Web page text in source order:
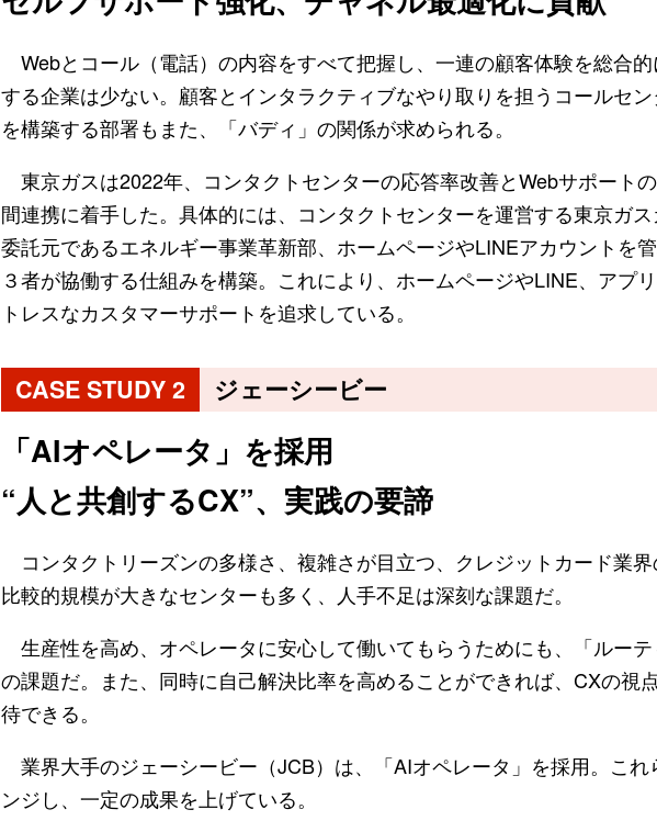
Webとコール（電話）の内容をすべて把握し、一連の顧客体験を総合
する企業は少ない。顧客とインタラクティブなやり取りを担うコールセ
を構築する部署もまた、「バディ」の関係が求められる。
東京ガスは2022年、コンタクトセンターの応答率改善とWebサポート
間連携に着手した。具体的には、コンタクトセンターを運営する東京ガス
委託元であるエネルギー事業革新部、ホームページやLINEアカウントを
３者が協働する仕組みを構築。これにより、ホームページやLINE、アプ
トレスなカスタマーサポートを追求している。
CASE STUDY 2 ジェーシービー
「AIオペレータ」を採用
“人と共創するCX”、実践の要諦
コンタクトリーズンの多様さ、複雑さが目立つ、クレジットカード業界
比較的規模が大きなセンターも多く、人手不足は深刻な課題だ。
生産性を高め、オペレータに安心して働いてもらうためにも、「ルー
の課題だ。また、同時に自己解決比率を高めることができれば、CXの視
待できる。
業界大手のジェーシービー（JCB）は、「AIオペレータ」を採用。これ
ンジし、一定の成果を上げている。